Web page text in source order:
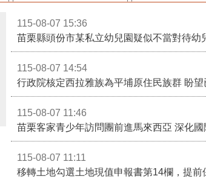
115-08-07 15:36
苗栗縣頭份市某私立幼兒園疑似不當對待幼
115-08-07 14:54
115-08-07 11:46
苗栗客家青少年訪問團前進馬來西亞 深化
115-08-07 11:11
移轉土地勾選土地現值申報書第14欄，提前